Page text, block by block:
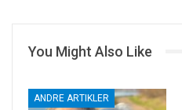
You Might Also Like
ANDRE ARTIKLER